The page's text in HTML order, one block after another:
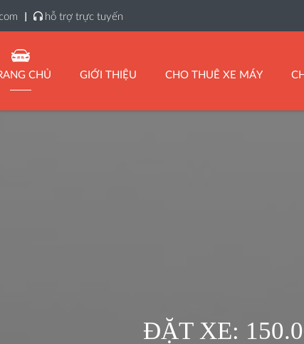
hỗ trợ trực tuyến
CHỦ GIỚI THIỆU CHO THUÊ XE MÁY
ĐẶT XE: